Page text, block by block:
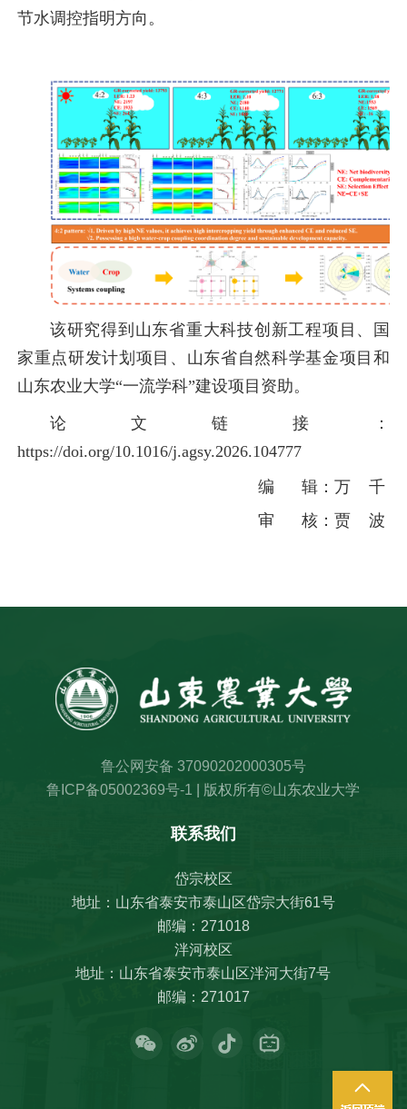
节水调控指明方向。
该研究得到山东省重大科技创新工程项目、国
家重点研发计划项目、山东省自然科学基金项目和
山东农业大学“一流学科”建设项目资助。
论文链接：
https://doi.org/10.1016/j.agsy.2026.104777
编 辑：万 千
审 核：贾 波
鲁公网安备 37090202000305号
鲁ICP备05002369号-1 | 版权所有©山东农业大学
联系我们
岱宗校区
地址：山东省泰安市泰山区岱宗大街61号
邮编：271018
泮河校区
地址：山东省泰安市泰山区泮河大街7号
邮编：271017